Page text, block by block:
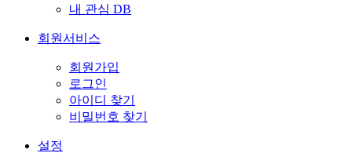
내 관심 DB
회원서비스
회원가입
로그인
아이디 찾기
비밀번호 찾기
설정